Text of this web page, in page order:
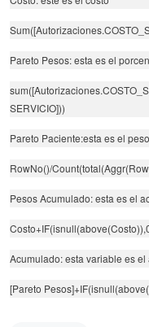
Pareto Pesos: esta es el
SERVICIO]))
Pareto Paciente:esta es el
RowNo()/
Pesos Acumulado: esta es el
Acumulado: esta variable es
[Pareto